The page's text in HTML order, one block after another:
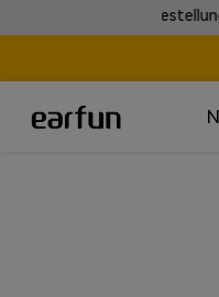
für alle Bestellungen